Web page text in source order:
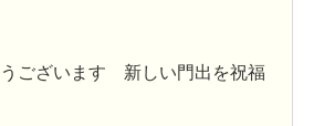
ございます 新しい門出を祝福